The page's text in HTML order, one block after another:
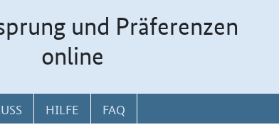
und Präferenzen
online
HILFE FAQ